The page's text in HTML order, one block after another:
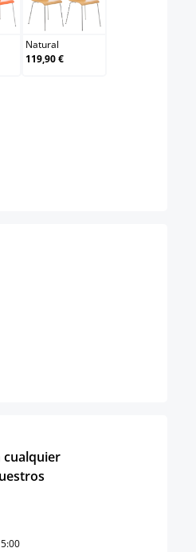
Natural
Natural
119,90 €
cualquier